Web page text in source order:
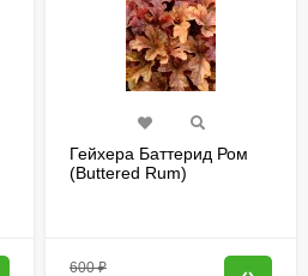
Гейхера Баттерид Ром
(Buttered Rum)
600₽